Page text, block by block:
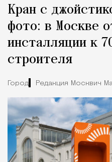
Кран с
фото: в Москве
инсталляции к
строителя
Город Редакция Москвич